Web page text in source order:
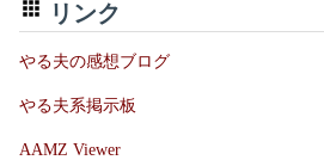
リンク
やる夫の感想ブログ
やる夫系掲示板
AAMZ Viewer